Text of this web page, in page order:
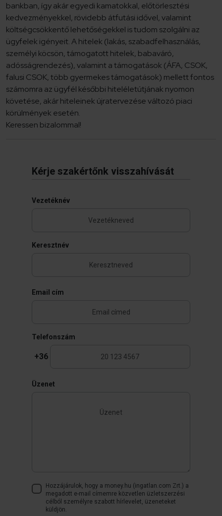
bankban, így akár egyedi kamatokkal, előtörlesztési
kedvezményekkel, rövidebb átfutási idővel, valamint
költségcsökkentő lehetőségekkel is tudom szolgálni az
ügyfelek igényeit. A hitelek (lakás, szabadfelhasználás,
személyi köcsön, támogatott hitelek, babaváró,
adósságrendezés), valamint a támogatások (ÁFA, CSOK,
falusi CSOK, több gyermekes támogatások) mellett fontos
számomra az ügyfél későbbi hiteléletútjának nyomon
követése, akár hiteleinek újratervezése változó piaci
körülmények esetén.
Keressen bizalommal!
Kérje szakértőnk visszahívását
Vezetéknév
Keresztnév
Email cím
Telefonszám
+36
Üzenet
Hozzájárulok, hogy a money.hu (ingatlan.com Zrt.) a
megadott e-mail címemre közvetlen üzletszerzési
célból személyre szabott hírlevelet, üzeneteket
küldjön.